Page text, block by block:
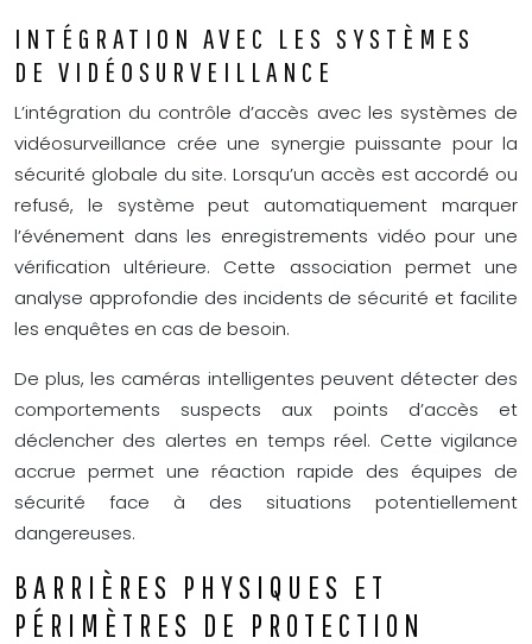
INTÉGRATION AVEC LES SYSTÈMES
DE VIDÉOSURVEILLANCE
L’intégration du contrôle d’accès avec les systèmes de
vidéosurveillance crée une synergie puissante pour la
sécurité globale du site. Lorsqu’un accès est accordé ou
refusé, le système peut automatiquement marquer
l’événement dans les enregistrements vidéo pour une
vérification ultérieure. Cette association permet une
analyse approfondie des incidents de sécurité et facilite
les enquêtes en cas de besoin.
De plus, les caméras intelligentes peuvent détecter des
comportements suspects aux points d’accès et
déclencher des alertes en temps réel. Cette vigilance
accrue permet une réaction rapide des équipes de
sécurité face à des situations potentiellement
dangereuses.
BARRIÈRES PHYSIQUES ET
PÉRIMÈTRES DE PROTECTION